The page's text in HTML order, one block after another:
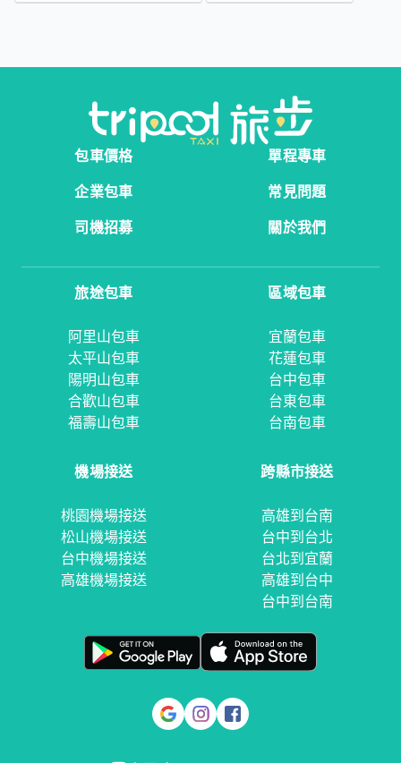
包車價格
單程專車
企業包車
常見問題
司機招募
關於我們
旅途包車
阿里山包車
太平山包車
陽明山包車
合歡山包車
福壽山包車
區域包車
宜蘭包車
花蓮包車
台中包車
台東包車
台南包車
機場接送
桃園機場接送
松山機場接送
台中機場接送
高雄機場接送
跨縣市接送
高雄到台南
台中到台北
台北到宜蘭
高雄到台中
台中到台南